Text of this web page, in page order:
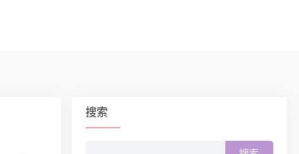
搜索